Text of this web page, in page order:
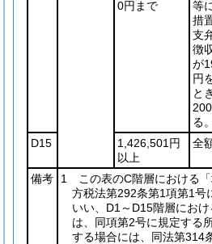
0円まで
等
措
支
徴
が
円
と
る
D15
1,426,501円
以上
全
備考
1 この表のC階層における
方税法第292条第1項第1号
いい、D1～D15階層にお
は、同項第2号に規定する
する場合には、同法第314